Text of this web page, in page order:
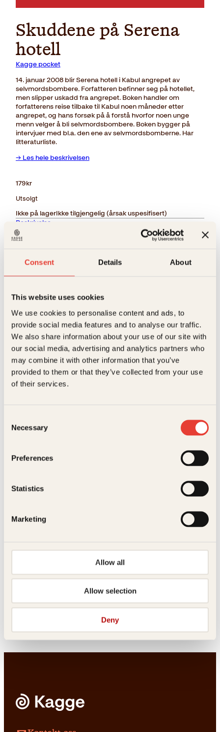
Consent Details About
This website uses cookies
We use cookies to personalise content and ads, to
provide social media features and to analyse our traffic.
We also share information about your use of our site with
our social media, advertising and analytics partners who
may combine it with other information that you’ve
provided to them or that they’ve collected from your use
of their services.
Selection
Necessary
Preferences
Statistics
Marketing
Allow all
Allow selection
Deny
Skuddene på Serena
hotell
Kagge pocket
14. januar 2008 blir Serena hotell i Kabul angrepet av
selvmordsbombere. Forfatteren befinner seg på hotellet,
men slipper uskadd fra angrepet. Boken handler om
forfatterens reise tilbake til Kabul noen måneder etter
angrepet, og hans forsøk på å forstå hvorfor noen unge
menn velger å bli selvmordsbombere. Boken bygger på
intervjuer med bl.a. den ene av selvmordsbomberne. Har
litteraturliste.
→ Les hele beskrivelsen
179kr
Utsolgt
Ikke på lagerIkke tilgjengelig (årsak uspesifisert)
Beskrivelse
14. januar 2008 blir Serena hotell i Kabul angrepet av
hotellet, men slipper uskadd fra angrepet. Boken
handler om forfatterens reise tilbake til Kabul noen
måneder etter angrepet, og hans forsøk på å forstå
hvorfor noen unge menn velger å bli
selvmordsbombere. Boken bygger på intervjuer
med bl.a. den ene av selvmordsbomberne. Har
litteraturliste.
Målgruppe
Språk nob
ISBN 9788248908555
Utgivelsesår 2009
Bokformat Pocket
Relaterte produkter
Eirik Veum
nordmenn
Pocket249krKjøp
Bli lykkeligere
Emil Johansen
Brødre i blodet